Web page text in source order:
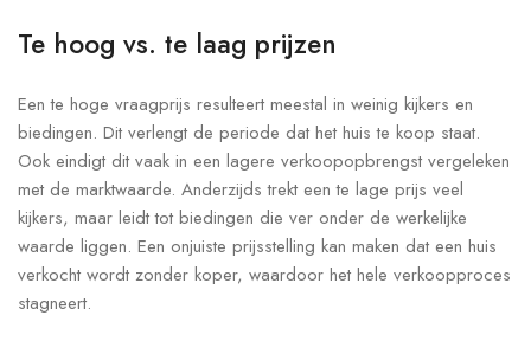
Te hoog vs. te laag prijzen
Een te hoge vraagprijs resulteert meestal in weinig kijkers en
biedingen. Dit verlengt de periode dat het huis te koop staat.
Ook eindigt dit vaak in een lagere verkoopopbrengst vergeleken
met de marktwaarde. Anderzijds trekt een te lage prijs veel
kijkers, maar leidt tot biedingen die ver onder de werkelijke
waarde liggen. Een onjuiste prijsstelling kan maken dat een huis
verkocht wordt zonder koper, waardoor het hele verkoopproces
stagneert.